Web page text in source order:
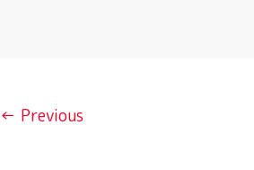
← Previous